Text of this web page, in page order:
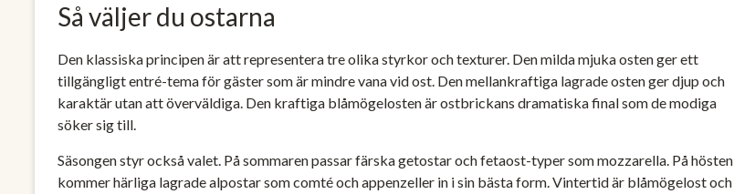
Så väljer du ostarna
Den klassiska principen är att representera tre olika styrkor och texturer. Den milda mjuka osten ger ett
tillgängligt entré-tema för gäster som är mindre vana vid ost. Den mellankraftiga lagrade osten ger djup och
karaktär utan att överväldiga. Den kraftiga blåmögelosten är ostbrickans dramatiska final som de modiga
söker sig till.
Säsongen styr också valet. På sommaren passar färska getostar och fetaost-typer som mozzarella. På hösten
kommer härliga lagrade alpostar som comté och appenzeller in i sin bästa form. Vintertid är blåmögelost och